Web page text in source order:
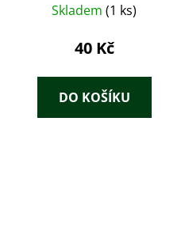
Skladem (1 ks)
40 Kč
DO KOŠÍKU